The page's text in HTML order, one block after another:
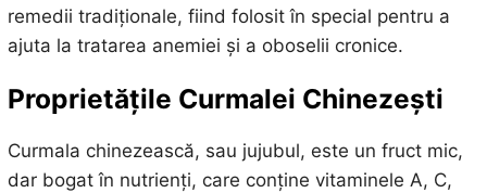
remedii tradiționale, fiind folosit în special pentru a
ajuta la tratarea anemiei și a oboselii cronice.
Proprietățile Curmalei Chinezești
Curmala chinezească, sau jujubul, este un fruct mic,
dar bogat în nutrienți, care conține vitaminele A, C,